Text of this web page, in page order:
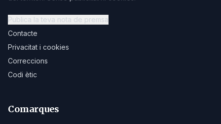
Publica la teva nota de premsa
Contacte
Privacitat i cookies
Correccions
Codi ètic
Comarques